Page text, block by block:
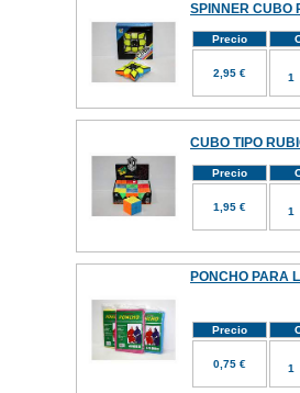
SPINNER CUBO
Precio
2,95 €
CUBO TIPO
Precio
1,95 €
PONCHO PARA
Precio
0,75 €